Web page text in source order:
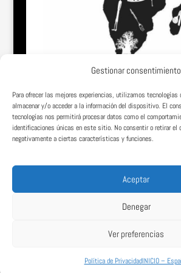
Gestionar consentimiento
Para ofrecer las mejores experiencias, utilizamos tecnologías
almacenar y/o acceder a la información del dispositivo. El
tecnologías nos permitirá procesar datos como el
identificaciones únicas en este sitio. No consentir o retirar el
negativamente a ciertas características y funciones.
Aceptar
Denegar
Ver preferencias
Política de PrivacidadINICIO –
el conocimiento y el desarrollo de los pueblos de